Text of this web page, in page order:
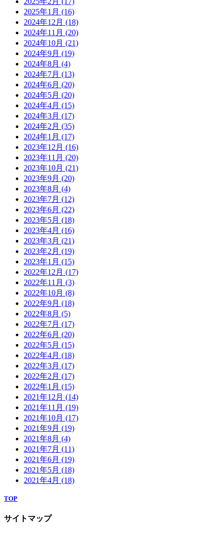
2025年1月 (16)
2024年12月 (18)
2024年11月 (20)
2024年10月 (21)
2024年9月 (19)
2024年8月 (4)
2024年7月 (13)
2024年6月 (20)
2024年5月 (20)
2024年4月 (15)
2024年3月 (17)
2024年2月 (35)
2024年1月 (17)
2023年12月 (16)
2023年11月 (20)
2023年10月 (21)
2023年9月 (20)
2023年8月 (4)
2023年7月 (12)
2023年6月 (22)
2023年5月 (18)
2023年4月 (16)
2023年3月 (21)
2023年2月 (19)
2023年1月 (15)
2022年12月 (17)
2022年11月 (3)
2022年10月 (8)
2022年9月 (18)
2022年8月 (5)
2022年7月 (17)
2022年6月 (20)
2022年5月 (15)
2022年4月 (18)
2022年3月 (17)
2022年2月 (17)
2022年1月 (15)
2021年12月 (14)
2021年11月 (19)
2021年10月 (17)
2021年9月 (19)
2021年8月 (4)
2021年7月 (11)
2021年6月 (19)
2021年5月 (18)
2021年4月 (18)
TOP
サイトマップ